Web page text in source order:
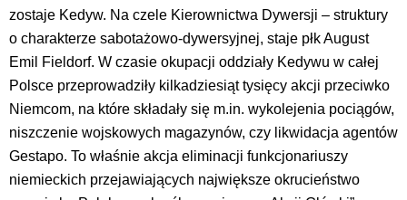
zostaje Kedyw. Na czele Kierownictwa Dywersji – struktury
o charakterze sabotażowo-dywersyjnej, staje płk August
Emil Fieldorf. W czasie okupacji oddziały Kedywu w całej
Polsce przeprowadziły kilkadziesiąt tysięcy akcji przeciwko
Niemcom, na które składały się m.in. wykolejenia pociągów,
niszczenie wojskowych magazynów, czy likwidacja agentów
Gestapo. To właśnie akcja eliminacji funkcjonariuszy
niemieckich przejawiających największe okrucieństwo